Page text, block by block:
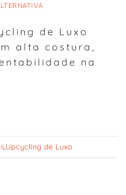
de Luxo
alta costura,
na
Upcycling de Luxo